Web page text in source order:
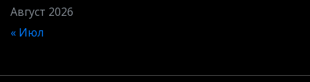
Август 2026
« Июл